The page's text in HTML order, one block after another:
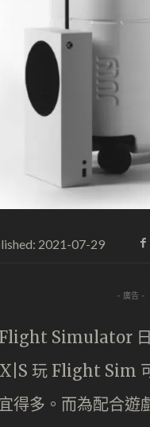
2021-07-29
- 廣告 -
Simulator
玩 Flight Sim
得多。而為配合